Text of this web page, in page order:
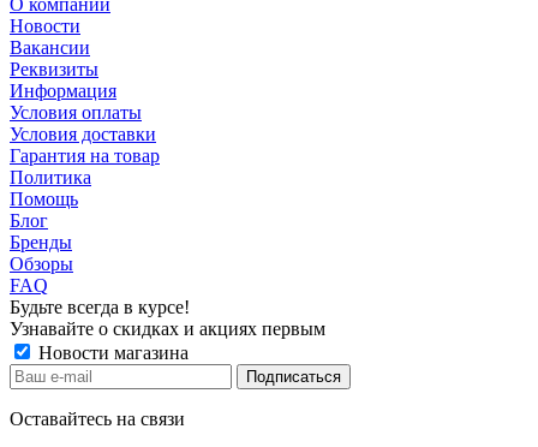
О компании
Новости
Вакансии
Реквизиты
Информация
Условия оплаты
Условия доставки
Гарантия на товар
Политика
Помощь
Блог
Бренды
Обзоры
FAQ
Будьте всегда в курсе!
Узнавайте о скидках и акциях первым
Новости магазина
Оставайтесь на связи